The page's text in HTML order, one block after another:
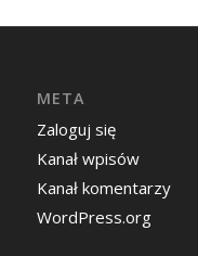
META
Zaloguj się
Kanał wpisów
Kanał komentarzy
WordPress.org